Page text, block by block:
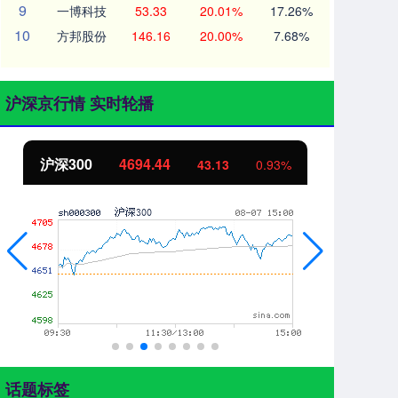
9 一博科技 53.33 20.01% 17.26%
10 方邦股份 146.16 20.00% 7.68%
沪深京行情 实时轮播
北证50 1134.24 11.37 1.01%
话题标签